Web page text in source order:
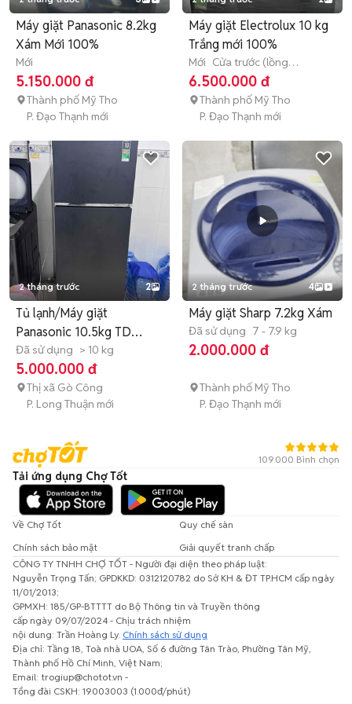
Máy giặt Panasonic 8.2kg
Xám Mới 100%
Mới
5.150.000 đ
Thành phố Mỹ Tho
P. Đạo Thạnh mới
Máy giặt Electrolux 10 kg
Trắng mới 100%
Mới Cửa trước (lồng
ngang) > 10 kg
6.500.000 đ
Thành phố Mỹ Tho
P. Đạo Thạnh mới
2 tháng trước 2
Tủ lạnh/Máy giặt
Panasonic 10.5kg TD
Inverter Đen
Đã sử dụng > 10 kg
5.000.000 đ
Thị xã Gò Công
P. Long Thuận mới
2 tháng trước 4
Máy giặt Sharp 7.2kg Xám
Đã sử dụng 7 - 7.9 kg
2.000.000 đ
Thành phố Mỹ Tho
P. Đạo Thạnh mới
109.000 Bình chọn
Tải ứng dụng Chợ Tốt
Về Chợ Tốt
Quy chế sàn
Chính sách bảo mật
Giải quyết tranh chấp
CÔNG TY TNHH CHỢ TỐT - Người đại diện theo pháp luật:
Nguyễn Trọng Tấn; GPDKKD: 0312120782 do Sở KH & ĐT TP.HCM cấp ngày
11/01/2013;
GPMXH: 185/GP-BTTTT do Bộ Thông tin và Truyền thông
cấp ngày 09/07/2024 - Chịu trách nhiệm
nội dung: Trần Hoàng Ly. Chính sách sử dụng
Địa chỉ: Tầng 18, Toà nhà UOA, Số 6 đường Tân Trào, Phường Tân Mỹ,
Thành phố Hồ Chí Minh, Việt Nam;
Email: trogiup@chotot.vn -
Tổng đài CSKH: 19003003 (1.000đ/phút)